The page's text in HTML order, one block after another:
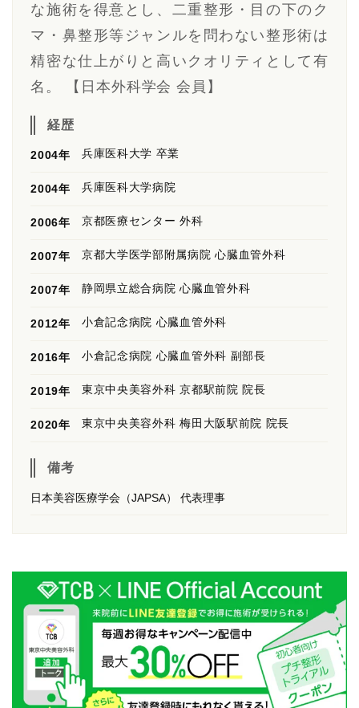
な施術を得意とし、二重整形・目の下のク
マ・鼻整形等ジャンルを問わない整形術は
精密な仕上がりと高いクオリティとして有
名。 【日本外科学会 会員】
経歴
2004年 兵庫医科大学 卒業
2004年 兵庫医科大学病院
2006年 京都医療センター 外科
2007年 京都大学医学部附属病院 心臓血管外科
2007年 静岡県立総合病院 心臓血管外科
2012年 小倉記念病院 心臓血管外科
2016年 小倉記念病院 心臓血管外科 副部長
2019年 東京中央美容外科 京都駅前院 院長
2020年 東京中央美容外科 梅田大阪駅前院 院長
備考
日本美容医療学会（JAPSA） 代表理事